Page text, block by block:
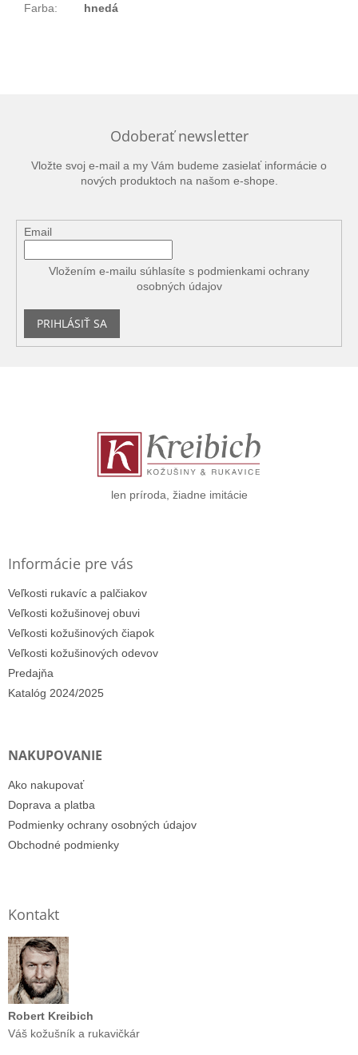
Farba: hnedá
Odoberať newsletter
Vložte svoj e-mail a my Vám budeme zasielať informácie o
nových produktoch na našom e-shope.
Email
Vložením e-mailu súhlasíte s podmienkami ochrany
osobných údajov
PRIHLÁSIŤ SA
len príroda, žiadne imitácie
Informácie pre vás
Veľkosti rukavíc a palčiakov
Veľkosti kožušinovej obuvi
Veľkosti kožušinových čiapok
Veľkosti kožušinových odevov
Predajňa
Katalóg 2024/2025
NAKUPOVANIE
Ako nakupovať
Doprava a platba
Podmienky ochrany osobných údajov
Obchodné podmienky
Kontakt
Robert Kreibich
Váš kožušník a rukavičkár